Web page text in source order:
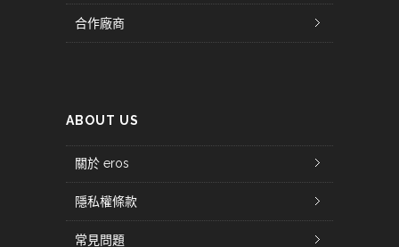
合作廠商
ABOUT US
關於 eros
隱私權條款
常見問題